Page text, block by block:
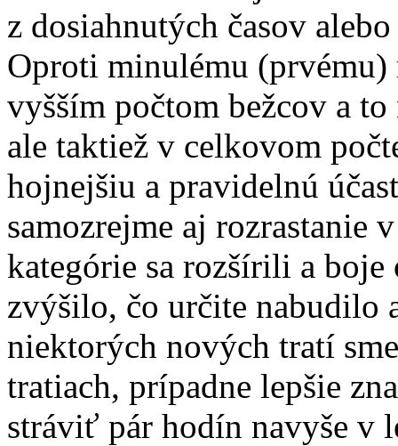
z dosiahnutých časov
Oproti minulému
vyšším počtom bežcov a
ale taktiež v celkovom
hojnejšiu a pravidelnú
samozrejme aj rozrastanie
kategórie sa rozšírili a
zvýšilo, čo určite nabudilo
niektorých nových tratí
tratiach, prípadne lepšie
stráviť pár hodín navyše v